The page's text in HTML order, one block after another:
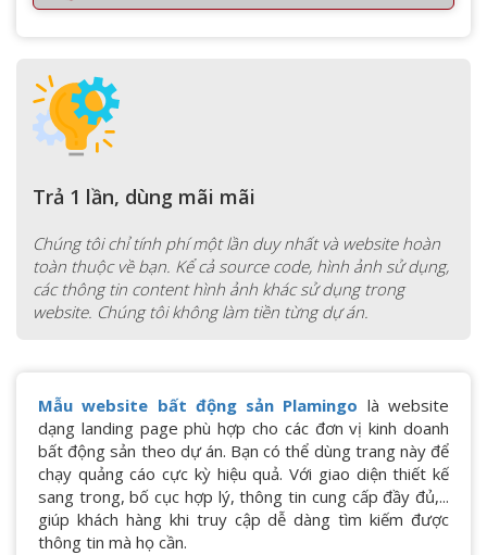
Trả 1 lần, dùng mãi mãi
Chúng tôi chỉ tính phí một lần duy nhất và website hoàn
toàn thuộc về bạn. Kể cả source code, hình ảnh sử dụng,
các thông tin content hình ảnh khác sử dụng trong
website. Chúng tôi không làm tiền từng dự án.
Mẫu website bất động sản Plamingo là website
dạng landing page phù hợp cho các đơn vị kinh doanh
bất động sản theo dự án. Bạn có thể dùng trang này để
chạy quảng cáo cực kỳ hiệu quả. Với giao diện thiết kế
sang trong, bố cục hợp lý, thông tin cung cấp đầy đủ,...
giúp khách hàng khi truy cập dễ dàng tìm kiếm được
thông tin mà họ cần.